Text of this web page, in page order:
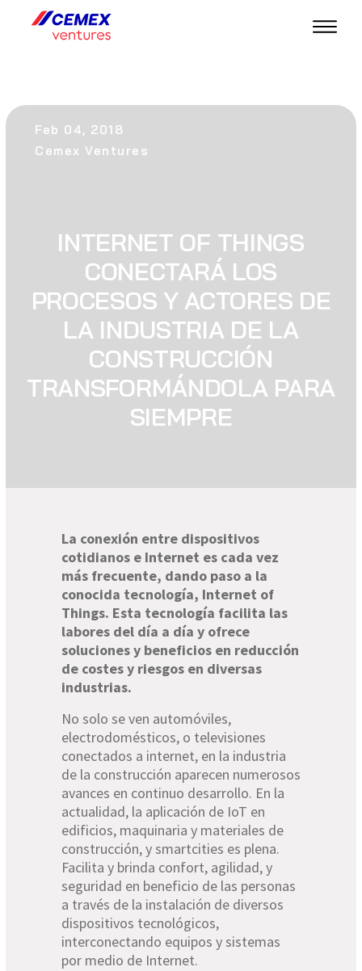
Feb 04, 2018
Cemex Ventures
INTERNET OF THINGS
CONECTARÁ LOS
PROCESOS Y ACTORES DE
LA INDUSTRIA DE LA
CONSTRUCCIÓN
TRANSFORMÁNDOLA PARA
SIEMPRE
La conexión entre dispositivos
cotidianos e Internet es cada vez
más frecuente, dando paso a la
conocida tecnología, Internet of
Things. Esta tecnología facilita las
labores del día a día y ofrece
soluciones y beneficios en reducción
de costes y riesgos en diversas
industrias.
No solo se ven automóviles,
electrodomésticos, o televisiones
conectados a internet, en la industria
de la construcción aparecen numerosos
avances en continuo desarrollo. En la
actualidad, la aplicación de IoT en
edificios, maquinaria y materiales de
construcción, y smartcities es plena.
Facilita y brinda confort, agilidad, y
seguridad en beneficio de las personas
a través de la instalación de diversos
dispositivos tecnológicos,
interconectando equipos y sistemas
por medio de Internet.